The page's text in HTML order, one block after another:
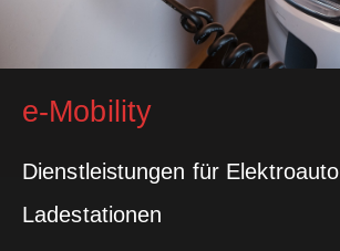
e-Mobility
Dienstleistungen für Elektroauto
Ladestationen